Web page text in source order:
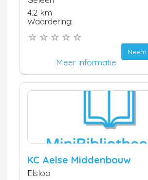
4.2 km
Waardering:
Meer informatie
KC Aelse Middenbouw
Elsloo